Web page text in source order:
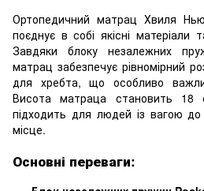
Ортопедичний матрац Хвиля Нью
поєднує в собі якісні матеріали
Завдяки блоку незалежних
матрац забезпечує рівномірний
для хребта, що особливо
Висота матраца становить 18
підходить для людей із вагою
місце.
Основні переваги: